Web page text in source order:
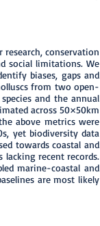
conservation
social limitations. We
biases, gaps and
from two open-
and the annual
across 50 × 50 km
above metrics were
yet biodiversity data
towards coastal and
lacking recent records.
marine-coastal and
are most likely